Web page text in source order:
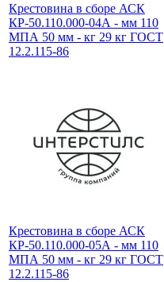
Крестовина в сборе АСК
КР-50.110.000-04А - мм 110
МПА 50 мм - кг 29 кг ГОСТ
12.2.115-86
Крестовина в сборе АСК
КР-50.110.000-05А - мм 110
МПА 50 мм - кг 29 кг ГОСТ
12.2.115-86